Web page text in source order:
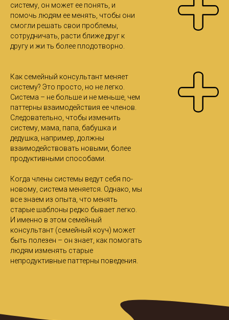
систему, он может ее понять, и
помочь людям ее менять, чтобы они
смогли решать свои проблемы,
сотрудничать, расти ближе друг к
другу и жи ть более плодотворно.
Как семейный консультант меняет
систему? Это просто, но не легко.
Система – не больше и не меньше, чем
паттерны взаимодействия ее членов.
Следовательно, чтобы изменить
систему, мама, папа, бабушка и
дедушка, например, должны
взаимодействовать новыми, более
продуктивными способами.
Когда члены системы ведут себя по-
новому, система меняется. Однако, мы
все знаем из опыта, что менять
старые шаблоны редко бывает легко.
И именно в этом семейный
консультант (семейный коуч) может
быть полезен – он знает, как помогать
людям изменять старые
непродуктивные паттерны поведения.